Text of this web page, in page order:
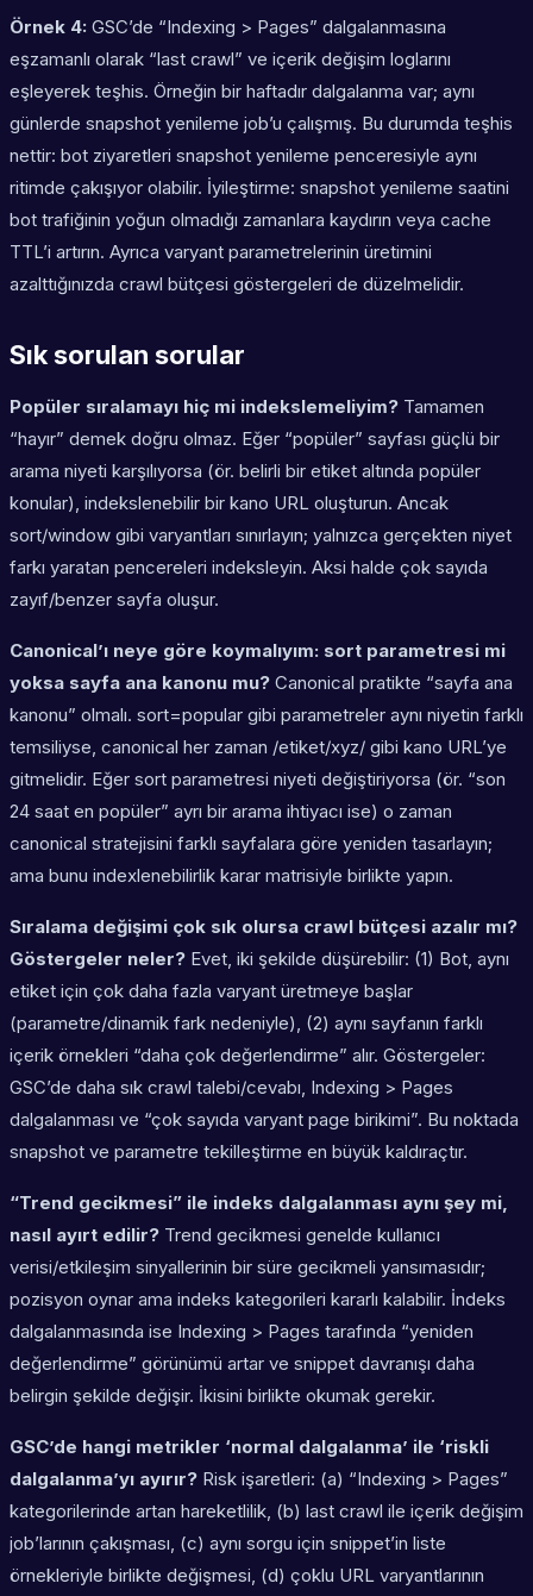
Örnek 4: GSC’de “Indexing > Pages” dalgalanmasına
eşzamanlı olarak “last crawl” ve içerik değişim loglarını
eşleyerek teşhis. Örneğin bir haftadır dalgalanma var; aynı
günlerde snapshot yenileme job’u çalışmış. Bu durumda teşhis
nettir: bot ziyaretleri snapshot yenileme penceresiyle aynı
ritimde çakışıyor olabilir. İyileştirme: snapshot yenileme saatini
bot trafiğinin yoğun olmadığı zamanlara kaydırın veya cache
TTL’i artırın. Ayrıca varyant parametrelerinin üretimini
azalttığınızda crawl bütçesi göstergeleri de düzelmelidir.
Sık sorulan sorular
Popüler sıralamayı hiç mi indekslemeliyim? Tamamen
“hayır” demek doğru olmaz. Eğer “popüler” sayfası güçlü bir
arama niyeti karşılıyorsa (ör. belirli bir etiket altında popüler
konular), indekslenebilir bir kano URL oluşturun. Ancak
sort/window gibi varyantları sınırlayın; yalnızca gerçekten niyet
farkı yaratan pencereleri indeksleyin. Aksi halde çok sayıda
zayıf/benzer sayfa oluşur.
Canonical’ı neye göre koymalıyım: sort parametresi mi
yoksa sayfa ana kanonu mu? Canonical pratikte “sayfa ana
kanonu” olmalı. sort=popular gibi parametreler aynı niyetin farklı
temsiliyse, canonical her zaman /etiket/xyz/ gibi kano URL’ye
gitmelidir. Eğer sort parametresi niyeti değiştiriyorsa (ör. “son
24 saat en popüler” ayrı bir arama ihtiyacı ise) o zaman
canonical stratejisini farklı sayfalara göre yeniden tasarlayın;
ama bunu indexlenebilirlik karar matrisiyle birlikte yapın.
Sıralama değişimi çok sık olursa crawl bütçesi azalır mı?
Göstergeler neler? Evet, iki şekilde düşürebilir: (1) Bot, aynı
etiket için çok daha fazla varyant üretmeye başlar
(parametre/dinamik fark nedeniyle), (2) aynı sayfanın farklı
içerik örnekleri “daha çok değerlendirme” alır. Göstergeler:
GSC’de daha sık crawl talebi/cevabı, Indexing > Pages
dalgalanması ve “çok sayıda varyant page birikimi”. Bu noktada
snapshot ve parametre tekilleştirme en büyük kaldıraçtır.
“Trend gecikmesi” ile indeks dalgalanması aynı şey mi,
nasıl ayırt edilir? Trend gecikmesi genelde kullanıcı
verisi/etkileşim sinyallerinin bir süre gecikmeli yansımasıdır;
pozisyon oynar ama indeks kategorileri kararlı kalabilir. İndeks
dalgalanmasında ise Indexing > Pages tarafında “yeniden
değerlendirme” görünümü artar ve snippet davranışı daha
belirgin şekilde değişir. İkisini birlikte okumak gerekir.
GSC’de hangi metrikler ‘normal dalgalanma’ ile ‘riskli
dalgalanma’yı ayırır? Risk işaretleri: (a) “Indexing > Pages”
kategorilerinde artan hareketlilik, (b) last crawl ile içerik değişim
job’larının çakışması, (c) aynı sorgu için snippet’in liste
örnekleriyle birlikte değişmesi, (d) çoklu URL varyantlarının